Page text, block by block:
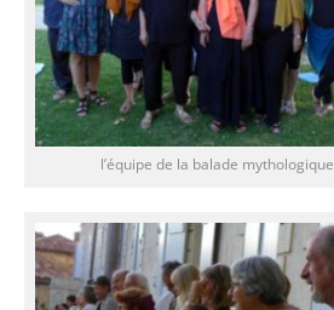
l’équipe de la balade mythologique